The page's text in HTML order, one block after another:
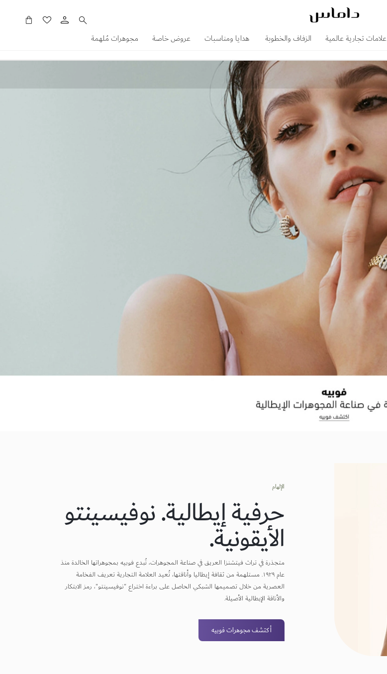
علامات تجارية عالمية الزفاف والخطوبة هدايا ومناسبات عروض خاصة مجوهرات مُلهمة
الإلهام
حرفية إيطالية. نوفيسينتو
الأيقونية.
متجذرة في تراث فيتشنزا العريق في صناعة المجوهرات، تُبدع فوبيه بمجوهراتها الخالدة منذ
عام ١٩٢٩. مستلهمة من ثقافة إيطاليا وأناقتها، تُعيد العلامة التجارية تعريف الفخامة
العصرية من خلال تصميمها الشبكي الحاصل على براءة اختراع "نوفيسينتو"، رمز الابتكار
والأناقة الإيطالية الأصيلة.
أكتشف مجوهرات فوبيه